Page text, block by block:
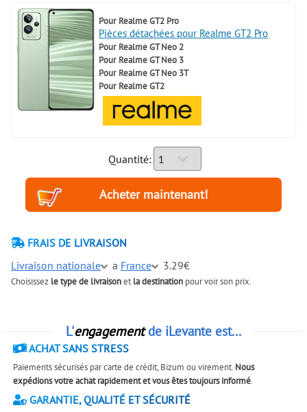
Pour Realme GT2 Pro
Pièces détachées pour Realme GT2 Pro
Pour Realme GT Neo 2
Pour Realme GT Neo 3
Pour Realme GT Neo 3T
Pour Realme GT2
Quantité:
FRAIS DE LIVRAISON
Livraison nationale
a France 3.29€
Choisissez le type de livraisonetla destination pour voir son prix.
L'engagementde iLevante est...
ACHAT SANS STRESS
Paiements sécurisés par carte de crédit, Bizum ou virement. Nous
expédions votre achat rapidement et vous êtes toujours informé.
GARANTIE, QUALITÉ ET SÉCURITÉ